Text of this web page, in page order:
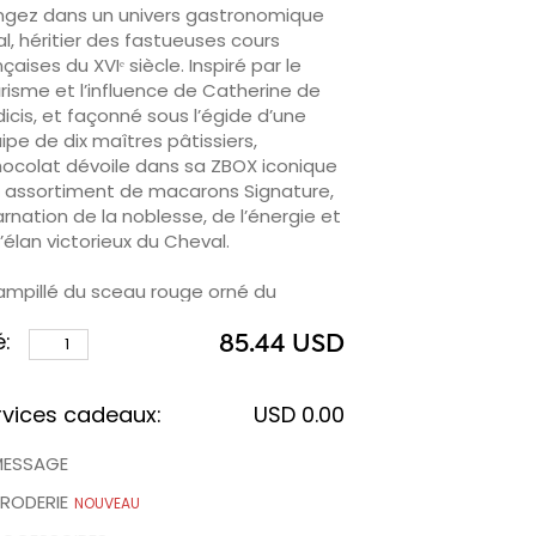
dans un univers gastronomique
héritier des fastueuses cours
du XVIᵉ siècle. Inspiré par le
et l’influence de Catherine de
et façonné sous l’égide d’une
de dix maîtres pâtissiers,
dévoile dans sa ZBOX iconique
assortiment de macarons Signature,
de la noblesse, de l’énergie et
victorieux du Cheval.
du sceau rouge orné du
pièces de monnaie chinoises à
d’empereurs, ce coffret
fortune, célébrer le mouvement et
porte-bonheur par excellence
souhaiter vitalité, réussite et
85.44 USD
cadeaux: USD 0.00
NOUVEAU